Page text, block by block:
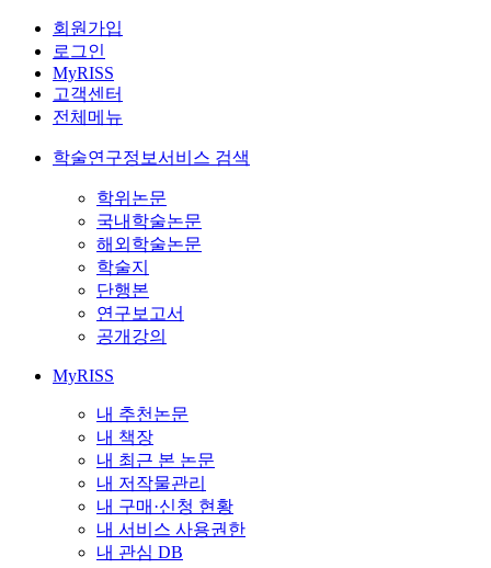
회원가입
로그인
MyRISS
고객센터
전체메뉴
학술연구정보서비스 검색
학위논문
국내학술논문
해외학술논문
학술지
단행본
연구보고서
공개강의
MyRISS
내 추천논문
내 책장
내 최근 본 논문
내 저작물관리
내 구매·신청 현황
내 서비스 사용권한
내 관심 DB